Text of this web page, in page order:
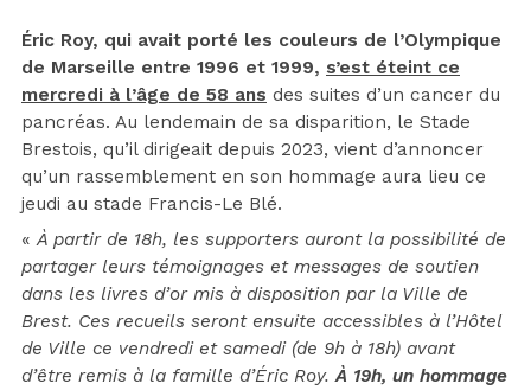
Éric Roy, qui avait porté les couleurs de l’Olympique
de Marseille entre 1996 et 1999, s’est éteint ce
mercredi à l’âge de 58 ans des suites d’un cancer du
pancréas. Au lendemain de sa disparition, le Stade
Brestois, qu’il dirigeait depuis 2023, vient d’annoncer
qu’un rassemblement en son hommage aura lieu ce
jeudi au stade Francis-Le Blé.
« À partir de 18h, les supporters auront la possibilité de
partager leurs témoignages et messages de soutien
dans les livres d’or mis à disposition par la Ville de
Brest. Ces recueils seront ensuite accessibles à l’Hôtel
de Ville ce vendredi et samedi (de 9h à 18h) avant
d’être remis à la famille d’Éric Roy. À 19h, un hommage